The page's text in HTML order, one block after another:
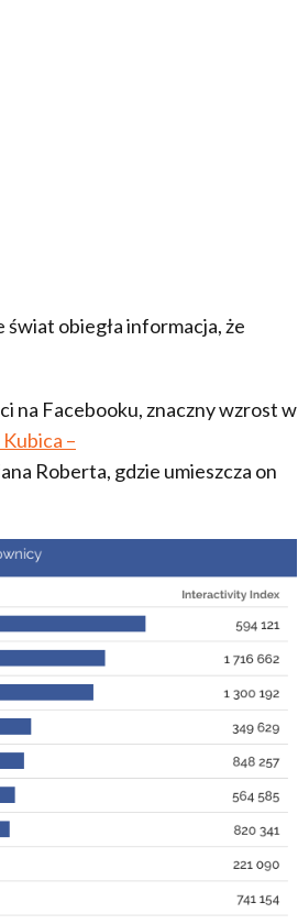
obiegła informacja, że
na Facebooku, znaczny wzrost w
–
Roberta, gdzie umieszcza on